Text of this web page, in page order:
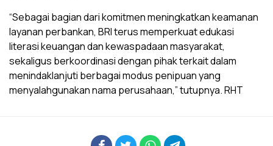
‎“Sebagai bagian dari komitmen meningkatkan keamanan
layanan perbankan, BRI terus memperkuat edukasi
literasi keuangan dan kewaspadaan masyarakat,
sekaligus berkoordinasi dengan pihak terkait dalam
menindaklanjuti berbagai modus penipuan yang
menyalahgunakan nama perusahaan,” tutupnya. RHT